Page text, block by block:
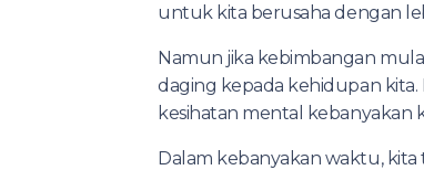
untuk kita berusaha dengan
Namun jika kebimbangan
daging kepada kehidupan kita.
kesihatan mental kebanyakan
Dalam kebanyakan waktu,